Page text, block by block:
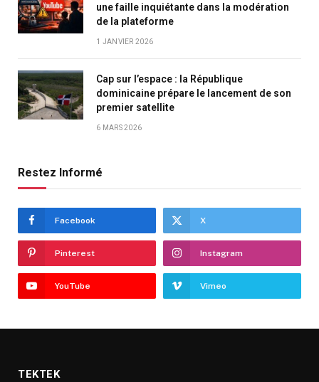
une faille inquiétante dans la modération
de la plateforme
1 JANVIER 2026
Cap sur l’espace : la République
dominicaine prépare le lancement de son
premier satellite
6 MARS 2026
Restez Informé
Facebook X
Pinterest Instagram
YouTube Vimeo
TEKTEK